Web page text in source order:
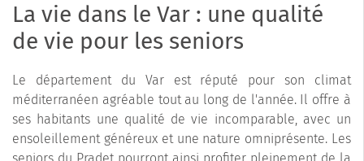
La vie dans le Var : une qualité
de vie pour les seniors
Le département du Var est réputé pour son climat
méditerranéen agréable tout au long de l'année. Il offre à
ses habitants une qualité de vie incomparable, avec un
ensoleillement généreux et une nature omniprésente. Les